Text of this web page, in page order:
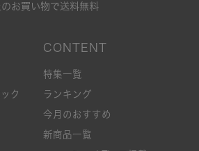
お買い物で送料無料
ク
特集一覧
ランキング
今月のおすすめ
新商品一覧